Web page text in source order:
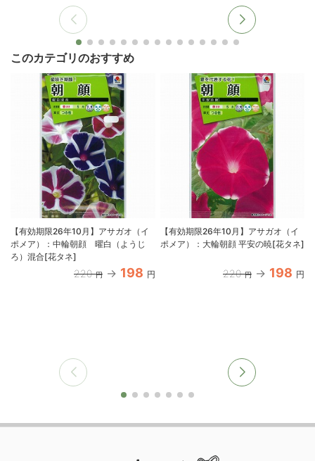
このカテゴリのおすすめ
【有効期限26年10月】アサガオ（イ
ポメア）：中輪朝顔 曜白（ようじ
ろ）混合[花タネ]
220 円 198 円
【有効期限26年10月】アサガオ（イ
ポメア）：大輪朝顔 平安の暁[花タネ]
220 円 198 円